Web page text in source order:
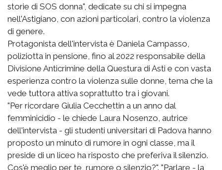
storie di SOS donna", dedicate su chi si impegna
nell'Astigiano, con azioni particolari, contro la violenza
di genere.
Protagonista dell'intervista è Daniela Campasso,
poliziotta in pensione, fino al 2022 responsabile della
Divisione Anticrimine della Questura di Asti e con vasta
esperienza contro la violenza sulle donne, tema che la
vede tuttora attiva soprattutto tra i giovani.
"Per ricordare Giulia Cecchettin a un anno dal
femminicidio - le chiede Laura Nosenzo, autrice
dell'intervista - gli studenti universitari di Padova hanno
proposto un minuto di rumore in ogni classe, ma il
preside di un liceo ha risposto che preferiva il silenzio.
Cos'è meglio per te, rumore o silenzio?". "Parlare - la